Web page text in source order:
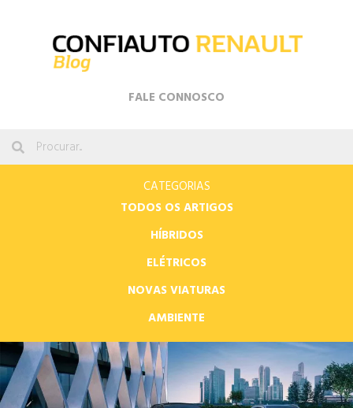
FALE CONNOSCO
CATEGORIAS
TODOS OS ARTIGOS
HÍBRIDOS
ELÉTRICOS
NOVAS VIATURAS
AMBIENTE